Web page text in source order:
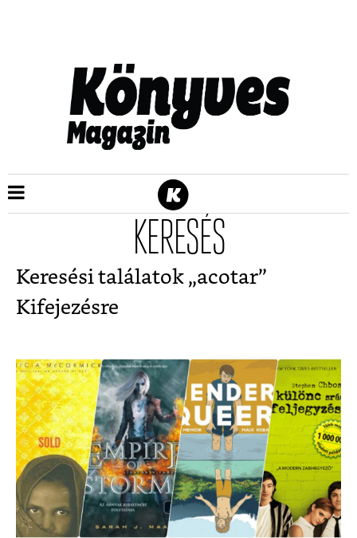
KERESÉS
Keresési találatok „acotar”
Kifejezésre